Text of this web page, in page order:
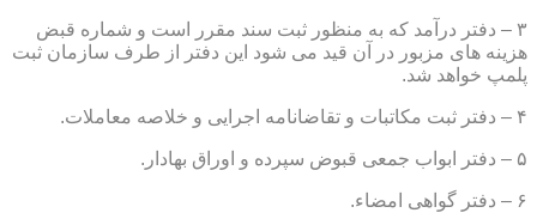
۳ – دفتر درآمد که به منظور ثبت سند مقرر است و شماره قبض
هزینه های مزبور در آن قید می شود این دفتر از طرف سازمان ثبت
پلمپ خواهد شد.
۴ – دفتر ثبت مکاتبات و تقاضانامه اجرایی و خلاصه معاملات.
۵ – دفتر ابواب جمعی قبوض سپرده و اوراق بهادار.
۶ – دفتر گواهی امضاء.